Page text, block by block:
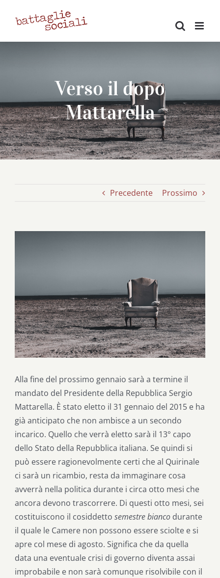
Verso il dopo
Mattarella
Precedente Prossimo
Alla fine del prossimo gennaio sarà a termine il
mandato del Presidente della Repubblica Sergio
Mattarella. È stato eletto il 31 gennaio del 2015 e ha
già anticipato che non ambisce a un secondo
incarico. Quello che verrà eletto sarà il 13° capo
dello Stato della Repubblica italiana. Se quindi si
può essere ragionevolmente certi che al Quirinale
ci sarà un ricambio, resta da immaginare cosa
avverrà nella politica durante i circa otto mesi che
ancora devono trascorrere. Di questi otto mesi, sei
costituiscono il cosiddetto semestre bianco durante
il quale le Camere non possono essere sciolte e si
apre col mese di agosto. Significa che da quella
data una eventuale crisi di governo diventa assai
improbabile e non sarà comunque risolvibile con il